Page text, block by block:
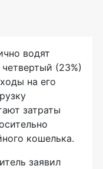
водят
(23%)
на его
затраты
кошелька.
заявил